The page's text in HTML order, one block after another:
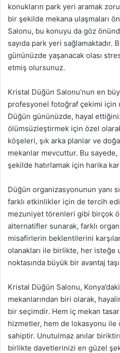
konukların park yeri aramak
bir şekilde mekana ulaşmaları
Salonu, bu konuyu da göz
sayıda park yeri sağlamaktadır.
gününüzde yaşanacak olası
etmiş olursunuz.
Kristal Düğün Salonu’nun en
profesyonel fotoğraf çekimi için
Düğün gününüzde, hayal
ölümsüzleştirmek için özel
köşeleri, şık arka planlar ve
mekanlar mevcuttur. Bu sayede,
şekilde hatırlamak için harika
Düğün organizasyonunun yanı
farklı etkinlikler için de tercih
mezuniyet törenleri gibi birçok
alternatifler sunarak, farklı
misafirlerin beklentilerini
olanakları ile birlikte, her isteğe
noktasında büyük bir avantaj
Kristal Düğün Salonu,
mekanlarından biri olarak,
bir seçimdir. Hem iç mekan
hizmetler, hem de lokasyonu ile
sahiptir. Unutulmaz anılar
birlikte davetlerinizi en güzel